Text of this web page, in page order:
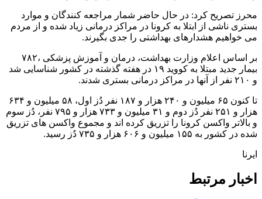
محرز تصریح کرد: در حال حاضر شمار مراجعه کنندگان و موارد
بستری ناشی از ابتلا به کرونا در مراکز درمانی زیاد شده و از مردم
می خواهیم هشدارهای بهداشتی را جدی بگیرند.
بر اساس اعلام وزارت بهداشت، درمان و آموزش پزشکی ،۷۸۲
بیمار جدید مبتلا به کووید ۱۹ در هفته گذشته در کشور شناسایی شد
و ۲۱۰ نفر از آنها در مراکز درمانی بستری شدند.
تا کنون ۶۵ میلیون و ۲۴۰ هزار و ۱۸۷ نفر دُز اول، ۵۸ میلیون و ۶۳۴
هزار و ۲۵۱ نفر دُز دوم و ۳۱ میلیون و ۷۳۳ هزار و ۷۹۵ نفر، دُز سوم
و بالاتر واکسن کرونا را تزریق کرده اند و مجموع واکسن های تزریق
شده در کشور به ۱۵۵ میلیون و ۶۰۶ هزار و ۷۳۵ دُز رسید.
ایرنا
اخبار مرتبط